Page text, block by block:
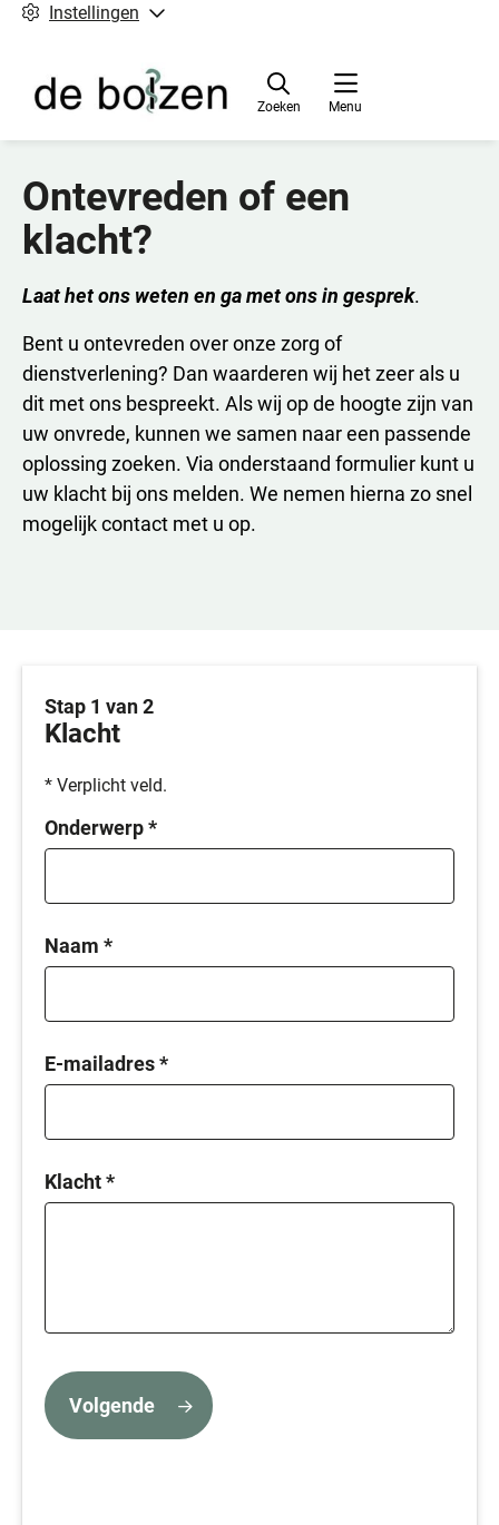
Instellingen
Menu
Zoeken
Ontevreden of een
klacht?
Laat het ons weten en ga met ons in gesprek.
Bent u ontevreden over onze zorg of
dienstverlening? Dan waarderen wij het zeer als u
dit met ons bespreekt. Als wij op de hoogte zijn van
uw onvrede, kunnen we samen naar een passende
oplossing zoeken. Via onderstaand formulier kunt u
uw klacht bij ons melden. We nemen hierna zo snel
mogelijk contact met u op.
Stap 1 van 2
Klacht
* Verplicht veld.
Onderwerp*
Naam *
E-mailadres*
Klacht*
Volgende